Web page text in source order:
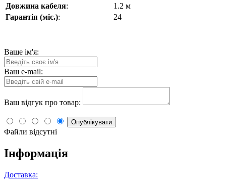
Довжина кабеля:
1.2 м
Гарантія (міс.): 24
Ваше ім'я:
Ваш e-mail:
Ваш відгук про товар:
Опублікувати
Файли відсутні
Інформація
Доставка: